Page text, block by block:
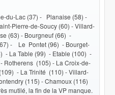
du-Lac (37) - Planaise (58) -
Pierre-de-Soucy (60) - Villard-
(63) - Bourgneuf (66) -
- Le Pontet (96) - Bourget-
- La Table (99) - Etable (100) -
Rotherens (105) - La Croix-de-
- La Trinité (110) - Villard-
(115) - Chamoux (116)
mutilé, la fin de la VP manque.